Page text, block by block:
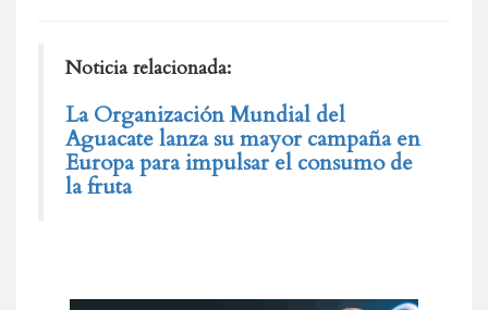
Noticia relacionada:
La Organización Mundial del
Aguacate lanza su mayor campaña en
Europa para impulsar el consumo de
la fruta